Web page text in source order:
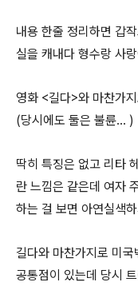
내용 한줄 정리하면 갑
실을 캐내다 형수랑 사
영화 <길다>와 마찬가
(당시에도 둘은 불륜... )
딱히 특징은 없고 리타
란 느낌은 같은데 여자
하는 걸 보면 아연실색
길다와 마찬가지로 미
공통점이 있는데 당시